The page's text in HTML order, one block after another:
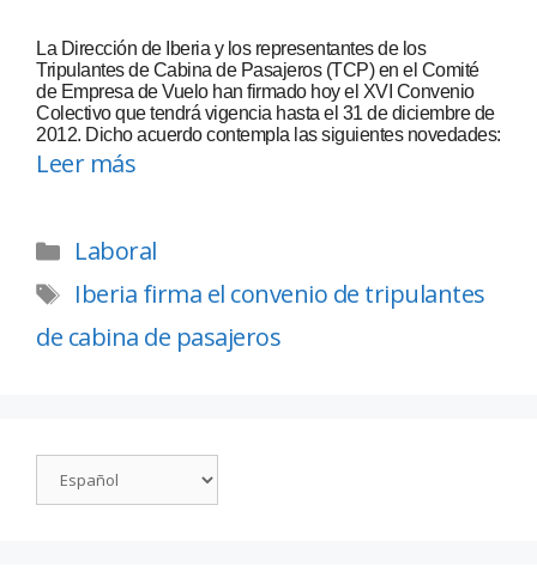
La Dirección de Iberia y los representantes de los
Tripulantes de Cabina de Pasajeros (TCP) en el Comité
de Empresa de Vuelo han firmado hoy el XVI Convenio
Colectivo que tendrá vigencia hasta el 31 de diciembre de
2012. Dicho acuerdo contempla las siguientes novedades:
Leer más
Laboral
Iberia firma el convenio de tripulantes
de cabina de pasajeros